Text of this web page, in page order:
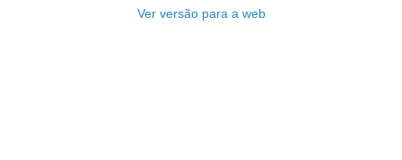
Ver versão para a web